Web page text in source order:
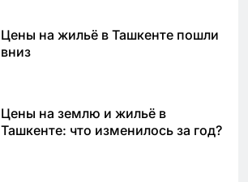
Цены на жильё в Ташкенте пошли
вниз
Цены на землю и жильё в
Ташкенте: что изменилось за год?